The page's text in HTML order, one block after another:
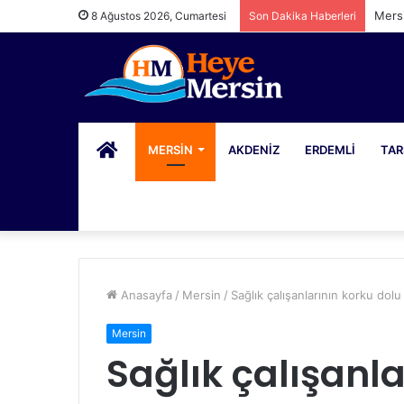
8 Ağustos 2026, Cumartesi Son Dakika Haberleri
PORTALMERSIN AKDENIZ ERDEMLI
Anasayfa / Mersin / Sağlık çalışanlarının korku
Mersin
Sağlık